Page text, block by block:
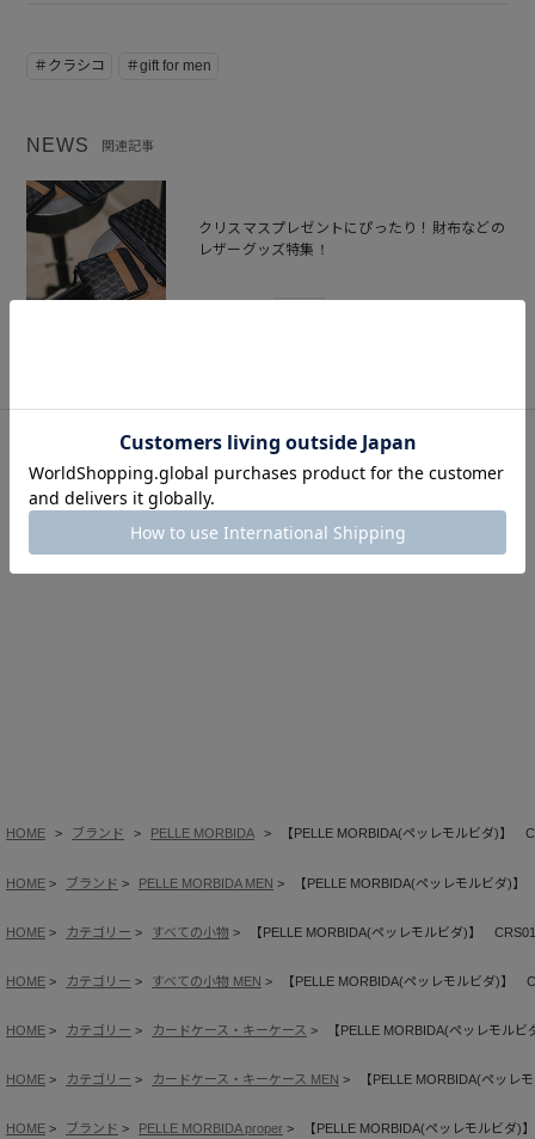
＃クラシコ ＃gift for men
NEWS 関連記事
クリスマスプレゼントにぴったり！財布などの
レザーグッズ特集！
このアイテムを見た人はこの商品もチェックしています
HOME ブランド PELLE MORBIDA 【PELLE MORBIDA(ペッレモルビダ)】
HOME ブランド PELLE MORBIDA MEN 【PELLE MORBIDA(ペッレモルビダ)
HOME カテゴリー すべての小物 【PELLE MORBIDA(ペッレモルビダ)】
HOME カテゴリー すべての小物 MEN 【PELLE MORBIDA(ペッレモルビダ)】
HOME カテゴリー カードケース・キーケース 【PELLE MORBIDA(ペッレモル
HOME カテゴリー カードケース・キーケース MEN 【PELLE MORBIDA(ペッレ
HOME ブランド PELLE MORBIDA proper 【PELLE MORBIDA(ペッレモルビダ